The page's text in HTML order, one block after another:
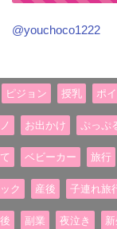
@youchoco1222
ピジョン 授乳 ポ
ノ お出かけ ぷっぷ
て ベビーカー 旅行
ック 産後 子連れ旅
後 副業 夜泣き